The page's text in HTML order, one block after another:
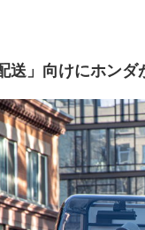
送」向けにホンダ